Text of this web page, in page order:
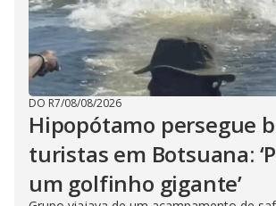
DO R7/08/08/2026
Hipopótamo persegue
turistas em Botsuana:
um golfinho gigante’